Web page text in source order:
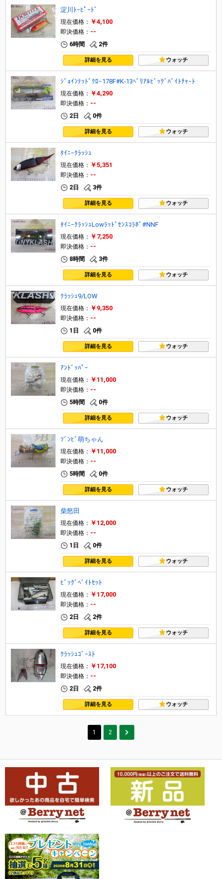
淀川ﾄｰﾋﾟｰﾄﾞ
現在価格： ￥4,100
即決価格： --
6時間 2件
詳細を見る ウォッチ
ｼﾞｮｲﾝﾃｯﾄﾞｸﾛｰ178F#K-13ﾍﾞﾘｱﾙﾋﾞｯｸﾞﾊﾞｲﾄﾁｬｰﾄ
現在価格： ￥4,290
即決価格： --
2日 0件
詳細を見る ウォッチ
ﾀｲﾆｰｸﾗｯｼｭ
現在価格： ￥5,351
即決価格： --
2日 3件
詳細を見る ウォッチ
ﾀｲﾆｰｸﾗｯｼｭLowﾗｯﾄﾞｾﾝｽｺﾗﾎﾞ#NNF
現在価格： ￥7,250
即決価格： --
8時間 3件
詳細を見る ウォッチ
ｸﾗｯｼｭ9/LOW
現在価格： ￥9,350
即決価格： --
1日 0件
詳細を見る ウォッチ
ｱﾝﾄﾞｯﾊﾟｰ
現在価格： ￥11,000
即決価格： --
5時間 0件
詳細を見る ウォッチ
ｿﾞﾝﾋﾞ萌ちゃん
現在価格： ￥11,000
即決価格： --
5時間 0件
詳細を見る ウォッチ
柴怒田
現在価格： ￥12,000
即決価格： --
1日 0件
詳細を見る ウォッチ
ﾋﾞｯｸﾞﾍﾞｲﾄｾｯﾄ
現在価格： ￥17,000
即決価格： --
2日 2件
詳細を見る ウォッチ
ｸﾗｯｼｭｺﾞｰｽﾄ
現在価格： ￥17,100
即決価格： --
2日 2件
詳細を見る ウォッチ
1 2